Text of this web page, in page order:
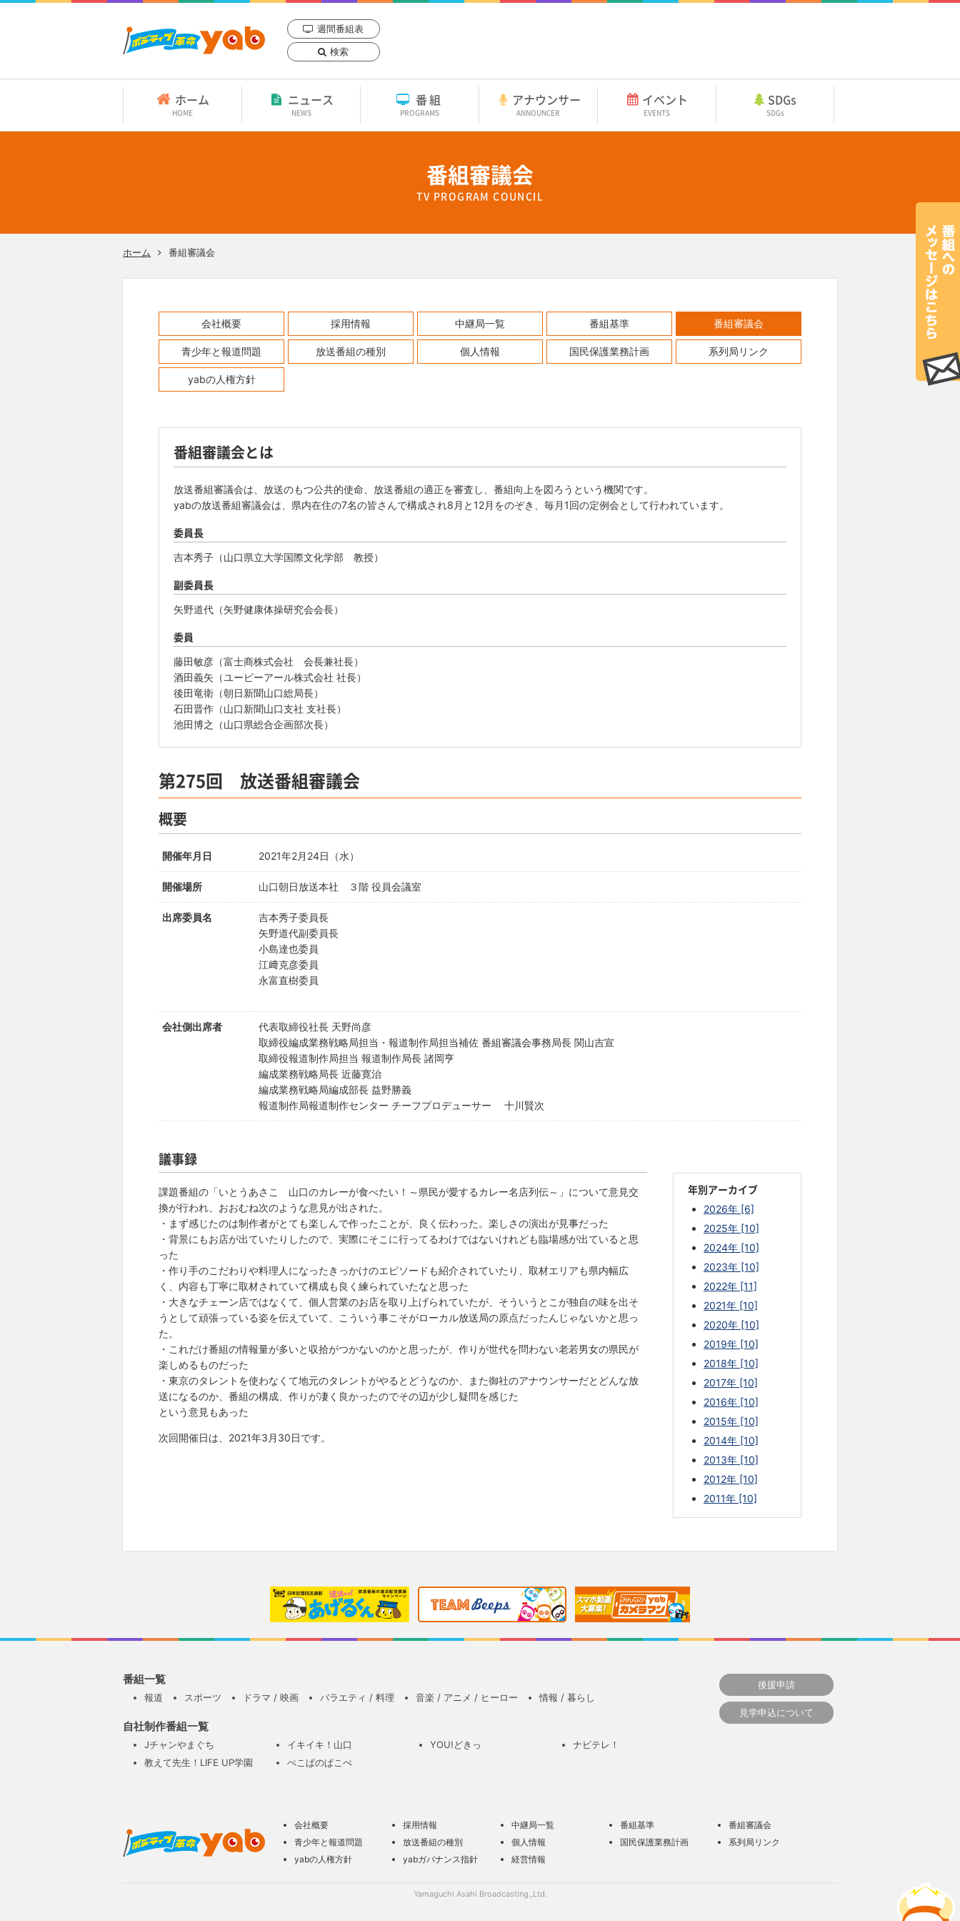
週間番組表
検索
ホーム
HOME
ニュース
NEWS
番組
PROGRAMS
アナウンサー
ANNOUNCER
イベント
EVENTS
SDGs
SDGs
番組審議会
TV PROGRAM COUNCIL
ホーム 番組審議会
会社概要 採用情報 中継局一覧 番組基準 番組審議会
青少年と報道問題 放送番組の種別 個人情報 国民保護業務計画 系列局リンク
yabの人権方針
番組審議会とは
放送番組審議会は、放送のもつ公共的使命、放送番組の適正を審査し、番組向上を図ろうという機関です。
yabの放送番組審議会は、県内在住の7名の皆さんで構成され8月と12月をのぞき、毎月1回の定例会として行われています。
委員長
吉本秀子（山口県立大学国際文化学部 教授）
副委員長
矢野道代（矢野健康体操研究会会長）
委員
藤田敏彦（富士商株式会社 会長兼社長）
酒田義矢（ユーピーアール株式会社 社長）
後田竜衛（朝日新聞山口総局長）
石田晋作（山口新聞山口支社 支社長）
池田博之（山口県総合企画部次長）
第275回 放送番組審議会
概要
開催年月日 2021年2月24日（水）
開催場所 山口朝日放送本社 ３階 役員会議室
出席委員名
吉本秀子委員長
矢野道代副委員長
小島達也委員
江﨑克彦委員
永富直樹委員
会社側出席者
代表取締役社長 天野尚彦
取締役編成業務戦略局担当・報道制作局担当補佐 番組審議会事務局長 関山吉宣
取締役報道制作局担当 報道制作局長 諸岡亨
編成業務戦略局長 近藤寛治
編成業務戦略局編成部長 益野勝義
報道制作局報道制作センター チーフプロデューサー 十川賢次
議事録
課題番組の「いとうあさこ 山口のカレーが食べたい！～県民が愛するカレー名店列伝～」について意見交
換が行われ、おおむね次のような意見が出された。
・まず感じたのは制作者がとても楽しんで作ったことが、良く伝わった。楽しさの演出が見事だった
・背景にもお店が出ていたりしたので、実際にそこに行ってるわけではないけれども臨場感が出ていると思
った
・作り手のこだわりや料理人になったきっかけのエピソードも紹介されていたり、取材エリアも県内幅広
く、内容も丁寧に取材されていて構成も良く練られていたなと思った
・大きなチェーン店ではなくて、個人営業のお店を取り上げられていたが、そういうとこが独自の味を出そ
うとして頑張っている姿を伝えていて、こういう事こそがローカル放送局の原点だったんじゃないかと思っ
た。
・これだけ番組の情報量が多いと収拾がつかないのかと思ったが、作りが世代を問わない老若男女の県民が
楽しめるものだった
・東京のタレントを使わなくて地元のタレントがやるとどうなのか、また御社のアナウンサーだとどんな放
送になるのか、番組の構成、作りが凄く良かったのでその辺が少し疑問を感じた
という意見もあった
次回開催日は、2021年3月30日です。
年別アーカイブ
2026年 [6]
2025年 [10]
2024年 [10]
2023年 [10]
2022年 [11]
2021年 [10]
2020年 [10]
2019年 [10]
2018年 [10]
2017年 [10]
2016年 [10]
2015年 [10]
2014年 [10]
2013年 [10]
2012年 [10]
2011年 [10]
番組一覧
報道 スポーツ ドラマ / 映画 バラエティ / 料理 音楽 / アニメ / ヒーロー 情報 / 暮らし
自社制作番組一覧
Jチャンやまぐち イキイキ！山口 YOU!どきっ
ナビテレ！
教えて先生！LIFE UP学園
ぺこぱのぱこぺ
後援申請
見学申込について
会社概要 採用情報 中継局一覧 番組基準
番組審議会
青少年と報道問題
放送番組の種別 個人情報 国民保護業務計画
系列局リンク
yabの人権方針
yabガバナンス指針 経営情報
Yamaguchi Asahi Broadcasting.,Ltd.